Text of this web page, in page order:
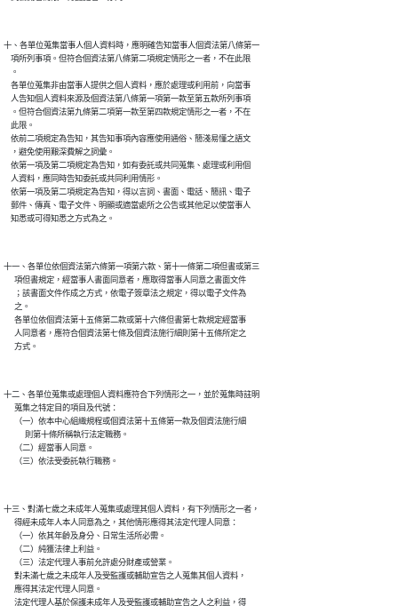
十、各單位蒐集當事人個人資料時，應明確告知當事人個資法第八條第一
    項所列事項。但符合個資法第八條第二項規定情形之一者，不在此限
    。
    各單位蒐集非由當事人提供之個人資料，應於處理或利用前，向當事
    人告知個人資料來源及個資法第八條第一項第一款至第五款所列事項
    。但符合個資法第九條第二項第一款至第四款規定情形之一者，不在
    此限。
    依前二項規定為告知，其告知事項內容應使用通俗、簡淺易懂之語文
    ，避免使用艱深費解之詞彙。
    依第一項及第二項規定為告知，如有委託或共同蒐集、處理或利用個
    人資料，應同時告知委託或共同利用情形。
    依第一項及第二項規定為告知，得以言詞、書面、電話、簡訊、電子
    郵件、傳真、電子文件、明顯或適當處所之公告或其他足以使當事人
十一、各單位依個資法第六條第一項第六款、第十一條第二項但書或第三
      項但書規定，經當事人書面同意者，應取得當事人同意之書面文件
      ；該書面文件作成之方式，依電子簽章法之規定，得以電子文件為
      之。
      各單位依個資法第十五條第二款或第十六條但書第七款規定經當事
      人同意者，應符合個資法第七條及個資法施行細則第十五條所定之
十二、各單位蒐集或處理個人資料應符合下列情形之一，並於蒐集時註明
      蒐集之特定目的項目及代號：
      （一）依本中心組織規程或個資法第十五條第一款及個資法施行細
            則第十條所稱執行法定職務。
      （二）經當事人同意。
十三、對滿七歲之未成年人蒐集或處理其個人資料，有下列情形之一者，
      得經未成年人本人同意為之，其他情形應得其法定代理人同意：
      （一）依其年齡及身分、日常生活所必需。
      （二）純獲法律上利益。
      （三）法定代理人事前允許處分財產或營業。
      對未滿七歲之未成年人及受監護或輔助宣告之人蒐集其個人資料，
      應得其法定代理人同意。
      法定代理人基於保護未成年人及受監護或輔助宣告之人之利益，得